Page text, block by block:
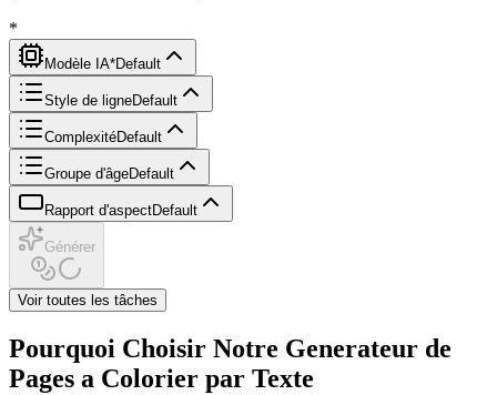
*
Modèle IA*Default
Style de ligneDefault
ComplexitéDefault
Groupe d'âgeDefault
Rapport d'aspectDefault
Générer
Voir toutes les tâches
Pourquoi Choisir Notre Generateur de
Pages a Colorier par Texte